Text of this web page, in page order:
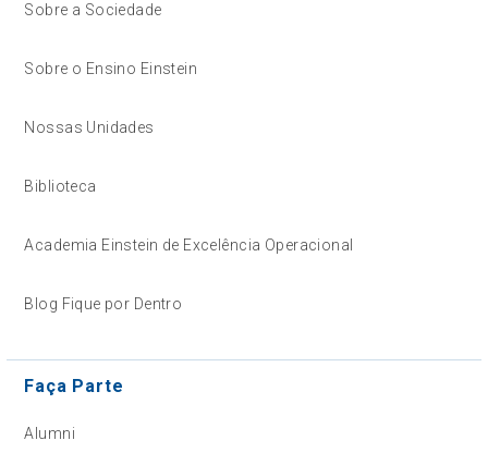
Sobre a Sociedade
Sobre o Ensino Einstein
Nossas Unidades
Biblioteca
Academia Einstein de Excelência Operacional
Blog Fique por Dentro
Faça Parte
Alumni